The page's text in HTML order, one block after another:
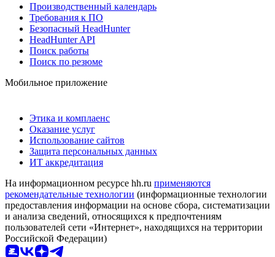
Производственный календарь
Требования к ПО
Безопасный HeadHunter
HeadHunter API
Поиск работы
Поиск по резюме
Мобильное приложение
Этика и комплаенс
Оказание услуг
Использование сайтов
Защита персональных данных
ИТ аккредитация
На информационном ресурсе hh.ru применяются
рекомендательные технологии (информационные технологии
предоставления информации на основе сбора, систематизации
и анализа сведений, относящихся к предпочтениям
пользователей сети «Интернет», находящихся на территории
Российской Федерации)